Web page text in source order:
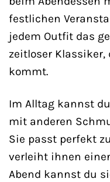
festlichen
jedem Outfit das
zeitloser Klassiker,
kommt.
Im Alltag kannst
mit anderen
Sie passt perfekt
verleiht ihnen
Abend kannst du